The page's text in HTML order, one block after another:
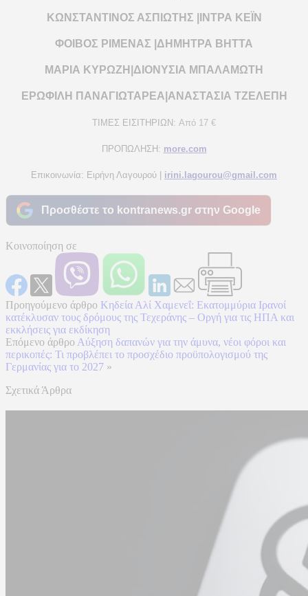
ΚΩΝΣΤΑΝΤΙΝΟΣ ΑΣΠΙΩΤΗΣ |ΙΝΤΡΑ ΚΕΪΝ
ΦΟΙΒΟΣ ΡΙΜΕΝΑΣ |ΔΗΜΗΤΡΑ ΒΗΤΤΑ
ΜΑΡΙΑ ΚΥΡΩΖΗ|ΔΙΟΝΥΣΙΑ ΜΠΑΛΑΜΩΤΗ
ΕΡΩΦΙΛΗ ΠΑΝΑΓΙΩΤΑΡΕΑ|ΑΝΑΣΤΑΣΙΑ ΤΖΕΛΕΠΗ
ΤΙΜΕΣ ΕΙΣΙΤΗΡΙΩΝ: Από 17 €
ΠΡΟΠΩΛΗΣΗ: more.com
Επικοινωνία: Ειρήνη Λαγουρού | irini.lagourou@gmail.com
Προσθέστε το kontranews.gr στην Google
Κοινοποίηση σε
Προηγούμενο άρθρο Κηδεία Αλί Χαμενεΐ: Εκατομμύρια Ιρανοί
κατέκλυσαν τους δρόμους της Τεχεράνης – Οργή για τις ΗΠΑ και
εκκλήσεις για εκδίκηση
Επόμενο άρθρο Αύξηση δαπανών για την άμυνα, νέοι φόροι και
περικοπές: Τι προβλέπει το προσχέδιο προϋπολογισμού της
Γερμανίας για το 2027 »
Σχετικά Άρθρα